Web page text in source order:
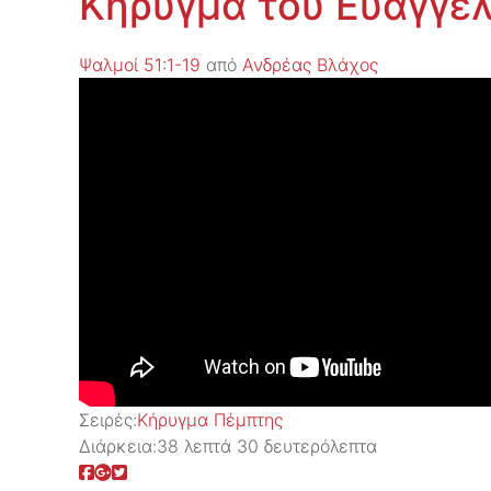
Ψαλμοί 51:1-19 από Ανδρέας Βλάχος
Σειρές:Kήρυγμα Πέμπτης
Διάρκεια:38 λεπτά 30 δευτερόλεπτα